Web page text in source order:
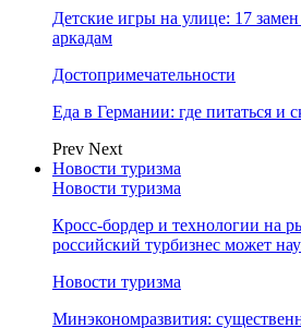
Детские игры на улице: 17
аркадам
Достопримечательности
Еда в Германии: где питаться и
Prev Next
Новости туризма
Новости туризма
Кросс-бордер и технологии на
российский турбизнес может
Новости туризма
Минэкономразвития: